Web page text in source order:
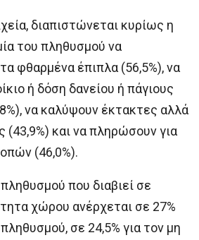
διαπιστώνεται κυρίως η
του πληθυσμού να
φθαρμένα έπιπλα (56,5%), να
ή δόση δανείου ή πάγιους
να καλύψουν έκτακτες αλλά
(43,9%) και να πληρώσουν για
(46,0%).
που διαβιεί σε
χώρου ανέρχεται σε 27%
σε 24,5% για τον μη